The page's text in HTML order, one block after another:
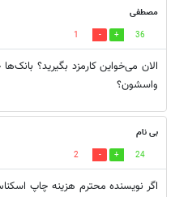
مصطفی
36
1
الان می‌خواین کارمزد بگیرید؟
واسشون؟
بی نام
24
2
اگر نویسنده محترم هزینه چاپ